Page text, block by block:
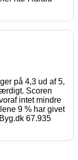
på 4,3 ud af 5,
Scoren
intet mindre
9 % har givet
67.935